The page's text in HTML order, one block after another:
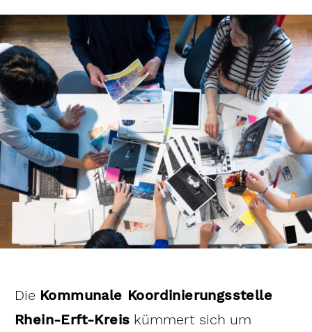
Die Kommunale Koordinierungsstelle
Rhein-Erft-Kreis kümmert sich um